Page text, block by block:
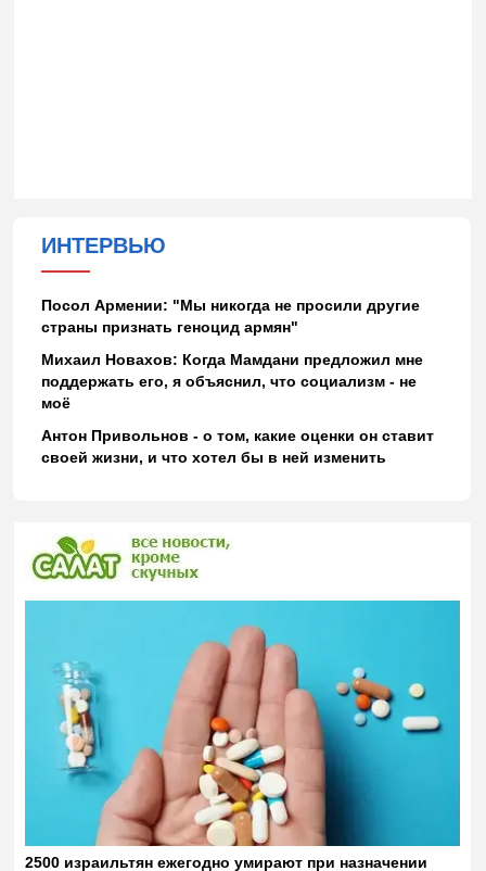
ИНТЕРВЬЮ
Посол Армении: "Мы никогда не просили другие
страны признать геноцид армян"
Михаил Новахов: Когда Мамдани предложил мне
поддержать его, я объяснил, что социализм - не
моё
Антон Привольнов - о том, какие оценки он ставит
своей жизни, и что хотел бы в ней изменить